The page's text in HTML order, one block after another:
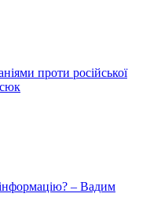
проти російської
– Вадим